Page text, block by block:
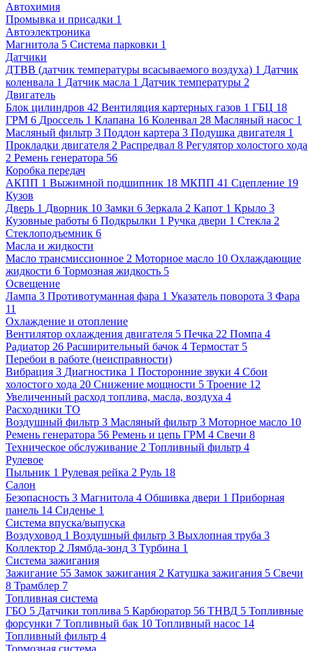
Автохимия
Промывка и присадки 1
Автоэлектроника
Магнитола 5 Система парковки 1
Датчики
ДТВВ (датчик температуры всасываемого воздуха) 1 Датчик
коленвала 1 Датчик масла 1 Датчик температуры 2
Двигатель
Блок цилиндров 42 Вентиляция картерных газов 1 ГБЦ 18
ГРМ 6 Дроссель 1 Клапана 16 Коленвал 28 Масляный насос 1
Масляный фильтр 3 Поддон картера 3 Подушка двигателя 1
Прокладки двигателя 2 Распредвал 8 Регулятор холостого хода
2 Ремень генератора 56
Коробка передач
АКПП 1 Выжимной подшипник 18 МКПП 41 Сцепление 19
Кузов
Дверь 1 Дворник 10 Замки 6 Зеркала 2 Капот 1 Крыло 3
Кузовные работы 6 Подкрылки 1 Ручка двери 1 Стекла 2
Стеклоподъемник 6
Масла и жидкости
Масло трансмиссионное 2 Моторное масло 10 Охлаждающие
жидкости 6 Тормозная жидкость 5
Освещение
Лампа 3 Противотуманная фара 1 Указатель поворота 3 Фара
11
Охлаждение и отопление
Вентилятор охлаждения двигателя 5 Печка 22 Помпа 4
Радиатор 26 Расширительный бачок 4 Термостат 5
Перебои в работе (неисправности)
Вибрация 3 Диагностика 1 Посторонние звуки 4 Сбои
холостого хода 20 Снижение мощности 5 Троение 12
Увеличенный расход топлива, масла, воздуха 4
Расходники ТО
Воздушный фильтр 3 Масляный фильтр 3 Моторное масло 10
Ремень генератора 56 Ремень и цепь ГРМ 4 Свечи 8
Техническое обслуживание 2 Топливный фильтр 4
Рулевое
Пыльник 1 Рулевая рейка 2 Руль 18
Салон
Безопасность 3 Магнитола 4 Обшивка двери 1 Приборная
панель 14 Сиденье 1
Система впуска/выпуска
Воздуховод 1 Воздушный фильтр 3 Выхлопная труба 3
Коллектор 2 Лямбда-зонд 3 Турбина 1
Система зажигания
Зажигание 55 Замок зажигания 2 Катушка зажигания 5 Свечи
8 Трамблер 7
Топливная система
ГБО 5 Датчики топлива 5 Карбюратор 56 ТНВД 5 Топливные
форсунки 7 Топливный бак 10 Топливный насос 14
Топливный фильтр 4